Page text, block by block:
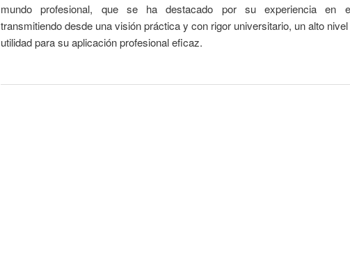
mundo profesional, que se ha destacado por su experiencia en
transmitiendo desde una visión práctica y con rigor universitario, un alto
utilidad para su aplicación profesional eficaz.